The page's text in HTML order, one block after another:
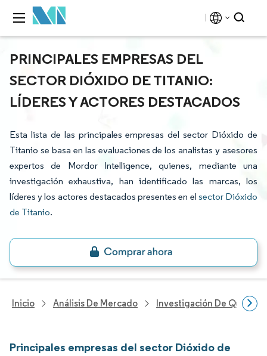
PRINCIPALES EMPRESAS DEL
SECTOR DIÓXIDO DE TITANIO:
LÍDERES Y ACTORES DESTACADOS
Esta lista de las principales empresas del sector Dióxido de
Titanio se basa en las evaluaciones de los analistas y asesores
expertos de Mordor Intelligence, quienes, mediante una
investigación exhaustiva, han identificado las marcas, los
líderes y los actores destacados presentes en el sector Dióxido
de Titanio.
Inicio Análisis De Mercado Investigación De
Principales empresas del sector Dióxido de